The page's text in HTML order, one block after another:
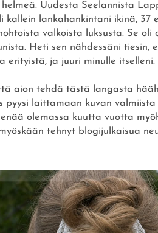
Uudesta Seelannista
kallein lankahankintani ikinä, 37
valkoista luksusta. Se oli
Heti sen nähdessäni tiesin,
erityistä, ja juuri minulle itselleni.
aion tehdä tästä langasta
pyysi laittamaan kuvan
olemassa kuutta vuotta
tehnyt blogijulkaisua